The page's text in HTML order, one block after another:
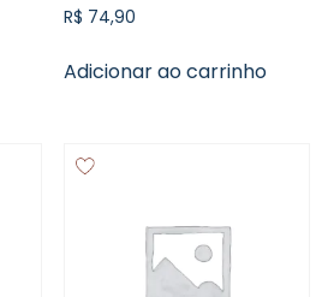
R$ 74,90
Adicionar ao carrinho